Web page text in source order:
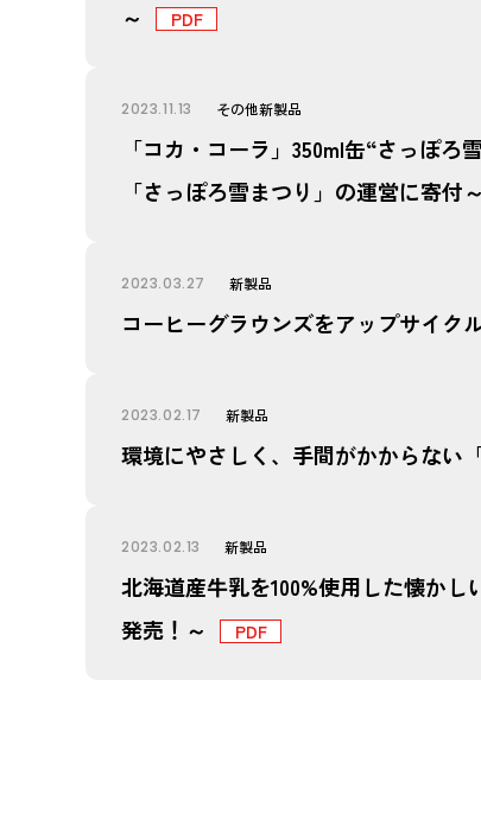
～
2023.11.13 その他新製品
「コカ・コーラ」350ml缶“さっぽ
「さっぽろ雪まつり」の運営に寄付～
2023.03.27 新製品
コーヒーグラウンズをアップサイク
2023.02.17 新製品
環境にやさしく、手間がかからない
2023.02.13 新製品
北海道産牛乳を100%使用した懐か
発売！～